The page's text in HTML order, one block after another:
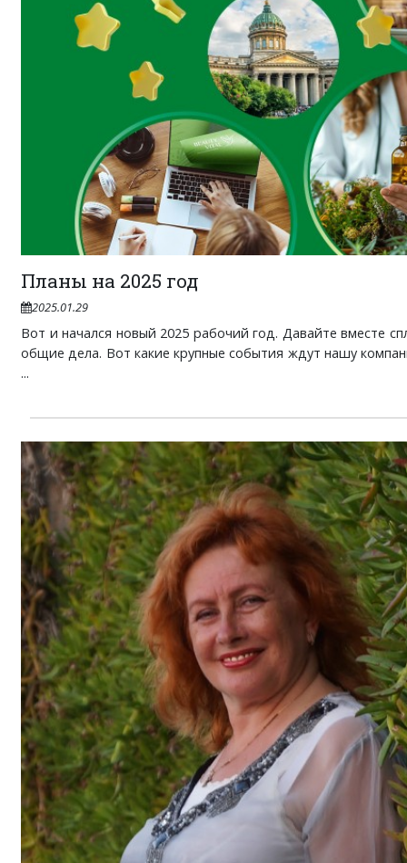
Планы на 2025 год
2025.01.29
Вот и начался новый 2025 рабочий год. Давайте вместе
общие дела. Вот какие крупные события ждут нашу
...